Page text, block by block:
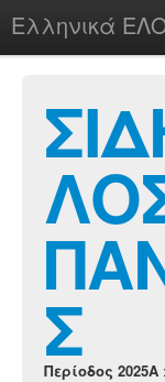
Ελληνικά
chesstu.be @
Login
Σ
Περίοδος 2025A